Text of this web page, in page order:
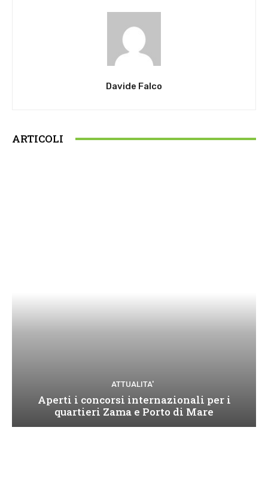
Davide Falco
ARTICOLI
ATTUALITA'
Aperti i concorsi internazionali per i
quartieri Zama e Porto di Mare